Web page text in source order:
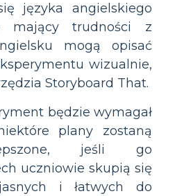
języka angielskiego
mający trudności z
mogą opisać
wizualnie,
Storyboard That.
będzie wymagał
plany zostaną
jeśli go
uczniowie skupią się
i łatwych do